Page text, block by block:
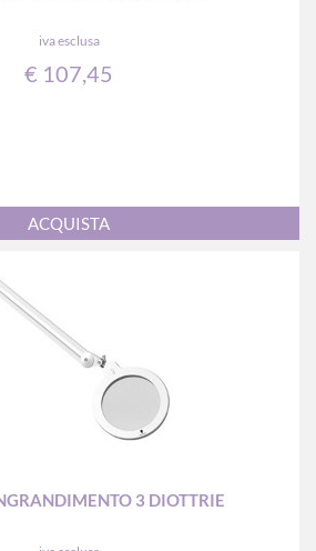
iva esclusa
€ 107,45
Quantità
ACQUISTA
3 DIOTTRIE